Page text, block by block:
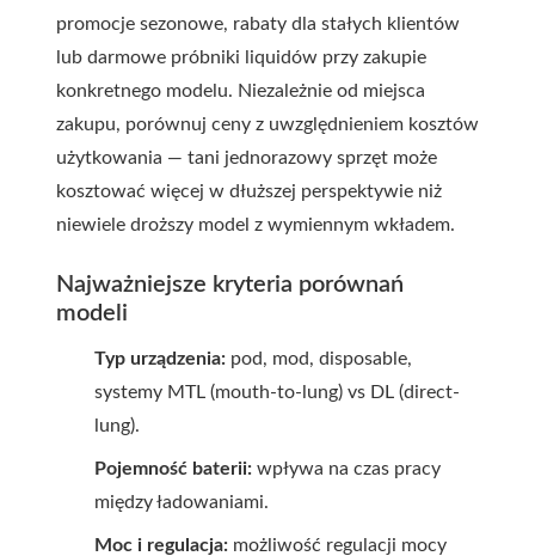
promocje sezonowe, rabaty dla stałych klientów
lub darmowe próbniki liquidów przy zakupie
konkretnego modelu. Niezależnie od miejsca
zakupu, porównuj ceny z uwzględnieniem kosztów
użytkowania — tani jednorazowy sprzęt może
kosztować więcej w dłuższej perspektywie niż
niewiele droższy model z wymiennym wkładem.
Najważniejsze kryteria porównań
modeli
Typ urządzenia: pod, mod, disposable,
systemy MTL (mouth-to-lung) vs DL (direct-
lung).
Pojemność baterii: wpływa na czas pracy
między ładowaniami.
Moc i regulacja: możliwość regulacji mocy